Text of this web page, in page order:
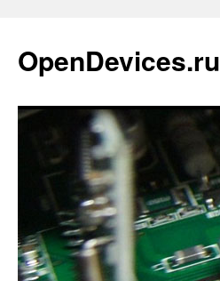
содержимому
OpenDevices.ru